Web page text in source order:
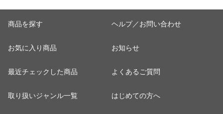
商品を探す
お気に入り商品
最近チェックした商品
取り扱いジャンル一覧
ヘルプ／お問い合わせ
お知らせ
よくあるご質問
はじめての方へ